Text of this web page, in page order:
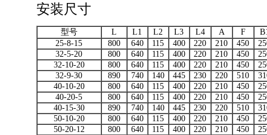
安装尺寸
型号 L L1 L2 L3 L4 A F
25-8-15
800 640 115 400 220 210 450
32-5-20
800 640 115 400 220 210 450
32-10-20
800 640 115 400 220 210 450
32-9-30
890 740 140 445 230 220 510
40-10-20
800 640 115 400 220 210 450
40-20-5
800 640 115 400 220 210 450
40-15-30
890 740 140 445 230 220 510
50-10-20
800 640 115 400 220 210 450
50-20-12
800 640 115 400 220 210 450